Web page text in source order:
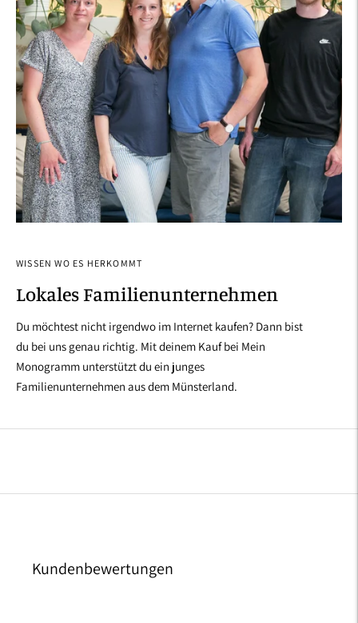
WISSEN WO ES HERKOMMT
Lokales Familienunternehmen
Du möchtest nicht irgendwo im Internet kaufen? Dann bist
du bei uns genau richtig. Mit deinem Kauf bei Mein
Monogramm unterstützt du ein junges
Familienunternehmen aus dem Münsterland.
Kundenbewertungen